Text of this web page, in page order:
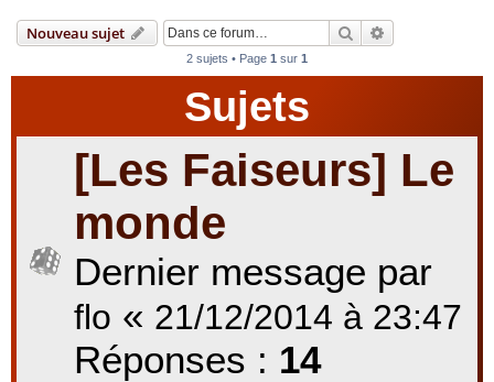
e
Nouveau sujet Rechercher
2 sujets • Page 1 sur 1
Sujets
[Les Faiseurs] Le
monde
Dernier message par
flo « 21/12/2014 à 23:47
Réponses : 14